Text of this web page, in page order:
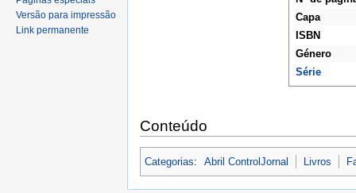
Capa
ISBN
Género
Série
Conteúdo
Categorias: Abril ControlJornal Livros
Versão para impressão
Link permanente